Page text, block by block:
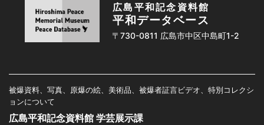
広島平和記念資料館
平和データベース
〒730-0811 広島市中区中島町1-2
被爆資料、写真、原爆の絵、美術品、被爆者証言ビデオ、特別コレクシ
ョンについて
広島平和記念資料館 学芸展示課